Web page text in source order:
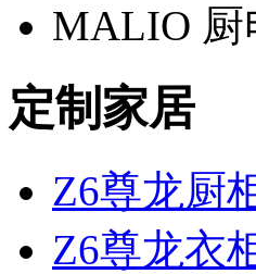
MALIO 厨
定制家居
Z6尊龙厨
Z6尊龙衣